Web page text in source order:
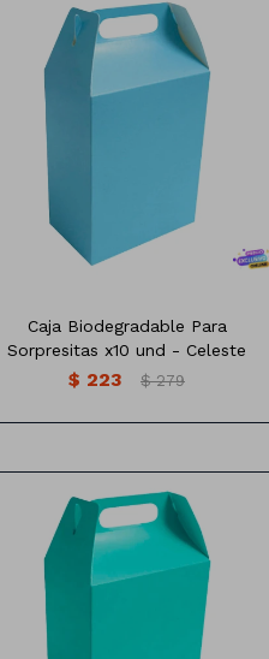
Caja de Cartón Biodegradable para
Sorpresitas
Medidas:18,5 cm de alto x 15,5 cm de
Profundidad: 15x9cm
Contiene: 10 Unidades
Caja Biodegradable Para
Sorpresitas x10 und - Celeste
$ 223 $ 279
Caja de Cartón Biodegradable para
Sorpresitas
Medidas:18,5 cm de alto x 15,5 cm de